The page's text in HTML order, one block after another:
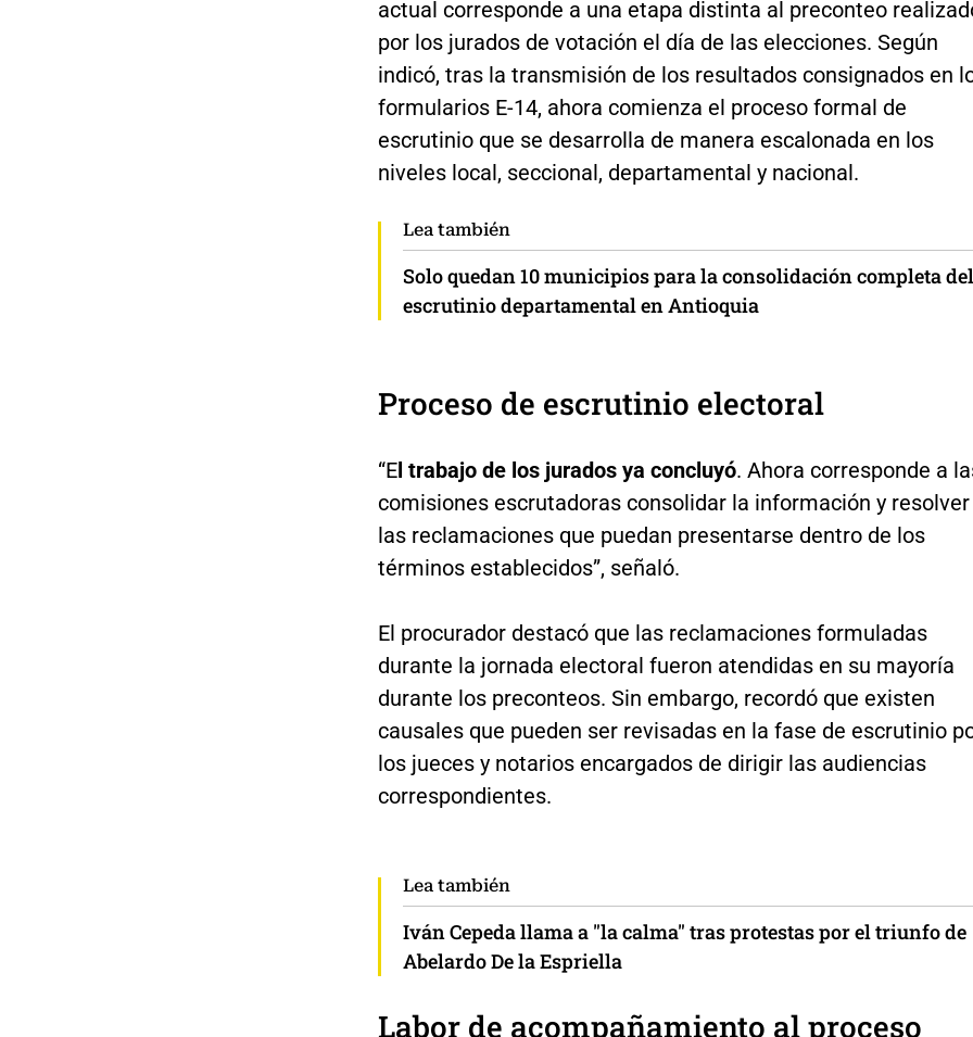
actual corresponde a una etapa distinta al preconteo
por los jurados de votación el día de las elecciones. Según
indicó, tras la transmisión de los resultados consignados en
formularios E-14, ahora comienza el proceso formal de
escrutinio que se desarrolla de manera escalonada en los
niveles local, seccional, departamental y nacional.
Lea también
Solo quedan 10 municipios para la consolidación completa del
escrutinio departamental en Antioquia
Proceso de escrutinio electoral
“El trabajo de los jurados ya concluyó. Ahora corresponde a
comisiones escrutadoras consolidar la información y resolver
las reclamaciones que puedan presentarse dentro de los
términos establecidos”, señaló.
El procurador destacó que las reclamaciones formuladas
durante la jornada electoral fueron atendidas en su mayoría
durante los preconteos. Sin embargo, recordó que existen
causales que pueden ser revisadas en la fase de escrutinio
los jueces y notarios encargados de dirigir las audiencias
correspondientes.
Lea también
Iván Cepeda llama a "la calma" tras protestas por el triunfo de
Abelardo De la Espriella
Labor de acompañamiento al proceso